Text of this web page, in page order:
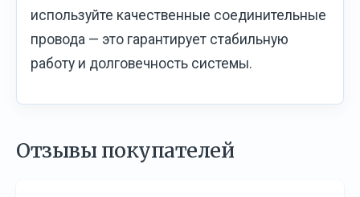
используйте качественные соединительные
провода — это гарантирует стабильную
работу и долговечность системы.
Отзывы покупателей